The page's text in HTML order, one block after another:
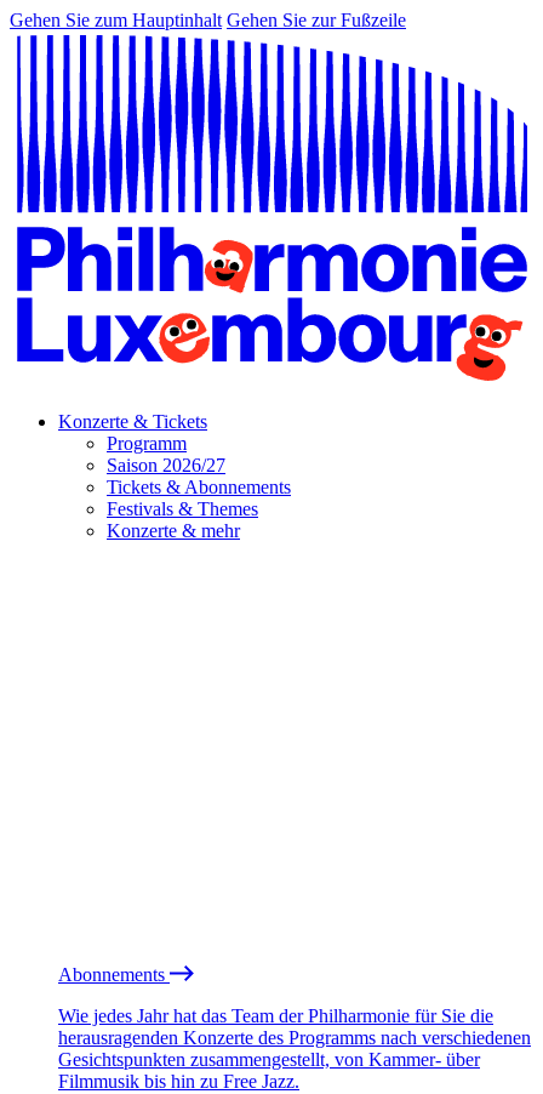
Gehen Sie zum Hauptinhalt Gehen Sie zur Fußzeile
Konzerte & Tickets
Programm
Saison 2026/27
Tickets & Abonnements
Festivals & Themes
Konzerte & mehr
Abonnements
Wie jedes Jahr hat das Team der Philharmonie für Sie die
herausragenden Konzerte des Programms nach verschiedenen
Gesichtspunkten zusammengestellt, von Kammer- über
Filmmusik bis hin zu Free Jazz.